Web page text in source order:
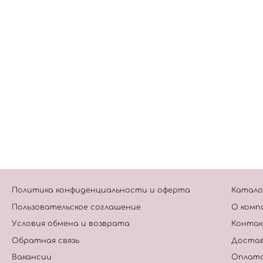
Политика конфиденциальности и оферта
Пользовательское соглашение
Условия обмена и возврата
Обратная связь
Вакансии
О